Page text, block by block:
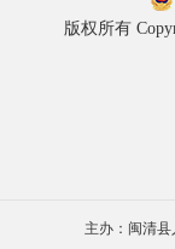
版权所有
主办：闽清